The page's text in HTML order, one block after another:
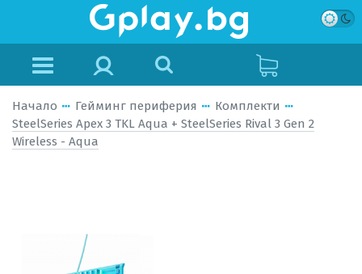
Начало Гейминг периферия
Комплекти
SteelSeries Apex 3 TKL Aqua + SteelSeries Rival 3 Gen 2
Wireless - Aqua